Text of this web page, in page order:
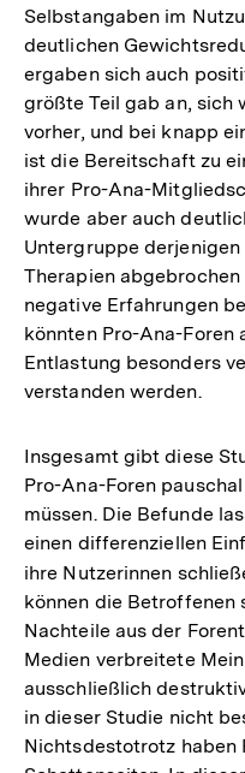
Selbstangaben im
deutlichen
ergaben sich auch
größte Teil gab an, sich
vorher, und bei knapp
ist die Bereitschaft zu
ihrer Pro-Ana-
wurde aber auch
Untergruppe
Therapien
negative Erfahrungen
könnten Pro-Ana-Foren
Entlastung besonders
verstanden werden.
Insgesamt gibt diese
Pro-Ana-Foren
müssen. Die Befunde
einen differenziellen
ihre Nutzerinnen
können die Betroffenen
Nachteile aus der
Medien verbreitete
ausschließlich
in dieser Studie nicht
Nichtsdestotrotz haben